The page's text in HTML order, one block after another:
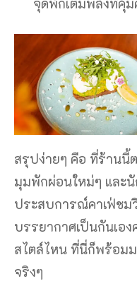
จุดพักเติมพลังที่คุ้
สรุปง่ายๆ คือ ที่ร้าน
มุมพักผ่อนใหม่ๆ และ
ประสบการณ์คาเฟ่ชม
บรรยากาศเป็นกันเอ
สไตล์ไหน ที่นี่ก็พร้อม
จริงๆ